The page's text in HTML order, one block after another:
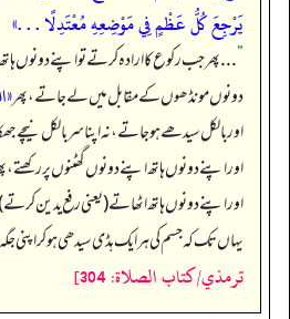
يَرْجِعَ كُلُّ عَظْمٍ فِي مَوْضِعِهِ مُعْتَدِلًا . . .»
”. . . پھر جب رکوع کا ارادہ کرتے تو اپنے دونوں
دونوں مونڈھوں کے مقابل میں لے جاتے، پھر
اور بالکل سیدھے ہو جاتے، نہ اپنا سر بالکل نیچے
اور اپنے دونوں ہاتھ اپنے دونوں گھٹنوں پر رکھتے،
اور اپنے دونوں ہاتھ اٹھاتے (یعنی رفع یدین
یہاں تک کہ جسم کی ہر ایک ہڈی سیدھی ہو کر اپنی
ترمذي/كتاب الصلاة: 304]